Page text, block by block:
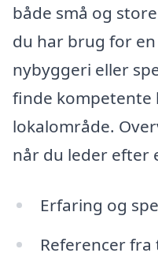
både små og
du har brug for
nybyggeri eller
finde
lokalområde.
når du leder efter
Erfaring og
Referencer